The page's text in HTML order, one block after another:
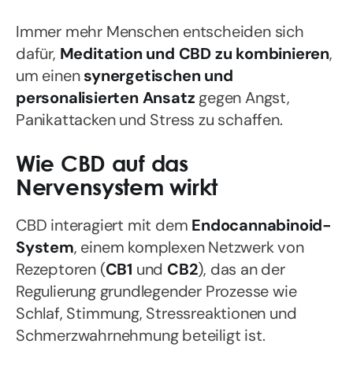
Immer mehr Menschen entscheiden sich
dafür, Meditation und CBD zu kombinieren,
um einensynergetischen und
personalisierten Ansatz gegen Angst,
Panikattacken und Stress zu schaffen.
Wie CBD auf das
Nervensystem wirkt
CBD interagiert mit dem Endocannabinoid-
System, einem komplexen Netzwerk von
Rezeptoren (CB1 und CB2), das an der
Regulierung grundlegender Prozesse wie
Schlaf, Stimmung, Stressreaktionen und
Schmerzwahrnehmung beteiligt ist.